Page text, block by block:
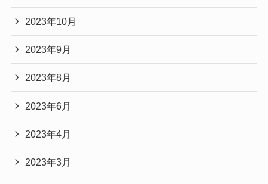
2023年10月
2023年9月
2023年8月
2023年6月
2023年4月
2023年3月